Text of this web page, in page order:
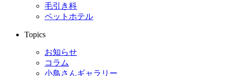
毛引き科
ペットホテル
Topics
お知らせ
コラム
小鳥さんギャラリー